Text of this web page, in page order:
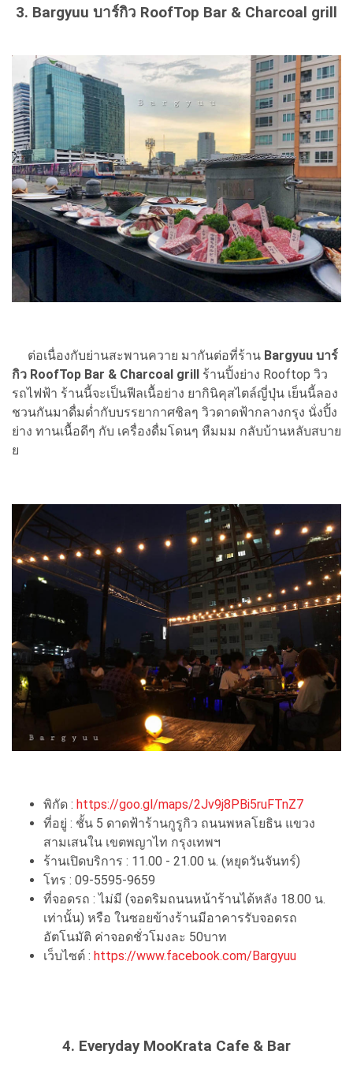
3. Bargyuu บาร์กิว RoofTop Bar & Charcoal grill
ต่อเนื่องกับย่านสะพานควาย มากันต่อที่ร้าน Bargyuu บาร์
กิว RoofTop Bar & Charcoal grill
ร้านปิ้งย่าง Rooftop วิว
รถไฟฟ้า ร้านนี้จะเป็นฟีลเนื้อย่าง ยากินิคุสไตล์ญี่ปุ่น เย็นนี้ลอง
ชวนกันมาดื่มด่ำกับบรรยากาศชิลๆ วิวดาดฟ้ากลางกรุง นั่งปิ้ง
ย่าง ทานเนื้อดีๆ กับ เครื่องดื่มโดนๆ หืมมม กลับบ้านหลับสบาย
ย
พิกัด : https://goo.gl/maps/2Jv9j8PBi5ruFTnZ7
ที่อยู่ : ชั้น 5 ดาดฟ้าร้านกูรูกิว ถนนพหลโยธิน แขวง
สามเสนใน เขตพญาไท กรุงเทพฯ
ร้านเปิดบริการ : 11.00 - 21.00 น. (หยุดวันจันทร์)
โทร : 09-5595-9659
ที่จอดรถ : ไม่มี (จอดริมถนนหน้าร้านได้หลัง 18.00 น.
เท่านั้น) หรือ ในซอยข้างร้านมีอาคารรับจอดรถ
อัตโนมัติ ค่าจอดชั่วโมงละ 50บาท
เว็บไซต์ : https://www.facebook.com/Bargyuu
4. Everyday MooKrata Cafe & Bar